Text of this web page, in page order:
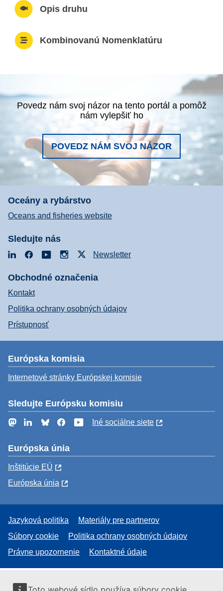
Opis druhu
Kombinovanú Nomenklatúru
Povedz nám svoj názor na tento portál a pomôž
nám vylepšiť ho
POVEDZ NÁM SVOJ NÁZOR
Oceány a rybárstvo
Oceans and fisheries website
Sledujte nás
LinkedInFacebookYouTubeInstagramNewsletter
Obchodné označenia
Kontakt
Politika ochrany osobných údajov
Prístupnosť
Európska komisia
Internetové stránky Európskej komisie
Sledujte Európsku komisiu
MastodonLinkedInBlueskyFacebookYouTube
Iné sociálne siete
Európska únia
Inštitúcie EÚ
Európska únia
Jazyková politika
Materiály pre partnerov
Súbory cookie
Politika ochrany osobných údajov
Právne upozornenie
Kontaktné údaje